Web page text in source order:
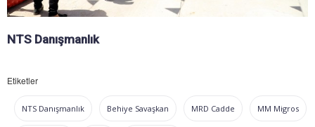
NTS Danışmanlık
Etiketler
NTS Danışmanlık Behiye Savaşkan MRD Cadde MM Migros